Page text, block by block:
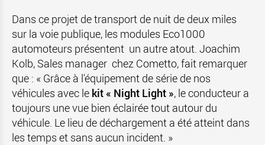
Dans ce projet de transport de nuit de deux miles
sur la voie publique, les modules Eco1000
automoteurs présentent un autre atout. Joachim
Kolb, Sales manager chez Cometto, fait remarquer
que : « Grâce à l'équipement de série de nos
véhicules avec le kit « Night Light », le conducteur a
toujours une vue bien éclairée tout autour du
véhicule. Le lieu de déchargement a été atteint dans
les temps et sans aucun incident. »